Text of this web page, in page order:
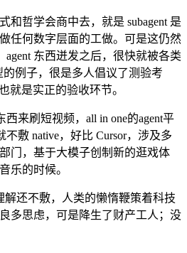
哲学会商中去，就是 subagent 是
任何数字层面的工做。可是这仍然
agent 东西迸发之后，很快就被各类
的例子，很是多人倡议了测验考
就是实正的验收环节。
来刷短视频，all in one的agent平
敷 native，好比 Cursor，涉及多
门，基于大模子创制新的逛戏体
乐的时候。
还不敷，人类的懒惰鞭策着科技
多思虑，可是降生了财产工人；没